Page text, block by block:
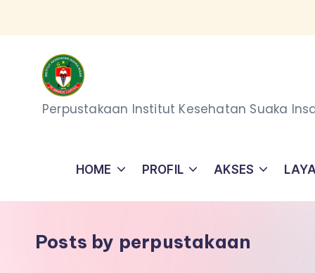
Skip
content
P
p
u
Perpustakaan Institut Kesehatan Suaka
HOME PROFIL AKSES
Posts by perpustakaan